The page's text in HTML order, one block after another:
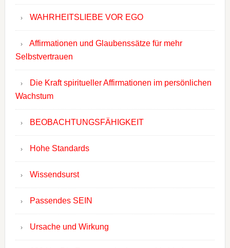
WAHRHEITSLIEBE VOR EGO
Affirmationen und Glaubenssätze für mehr
Selbstvertrauen
Die Kraft spiritueller Affirmationen im persönlichen
Wachstum
BEOBACHTUNGSFÄHIGKEIT
Hohe Standards
Wissendsurst
Passendes SEIN
Ursache und Wirkung